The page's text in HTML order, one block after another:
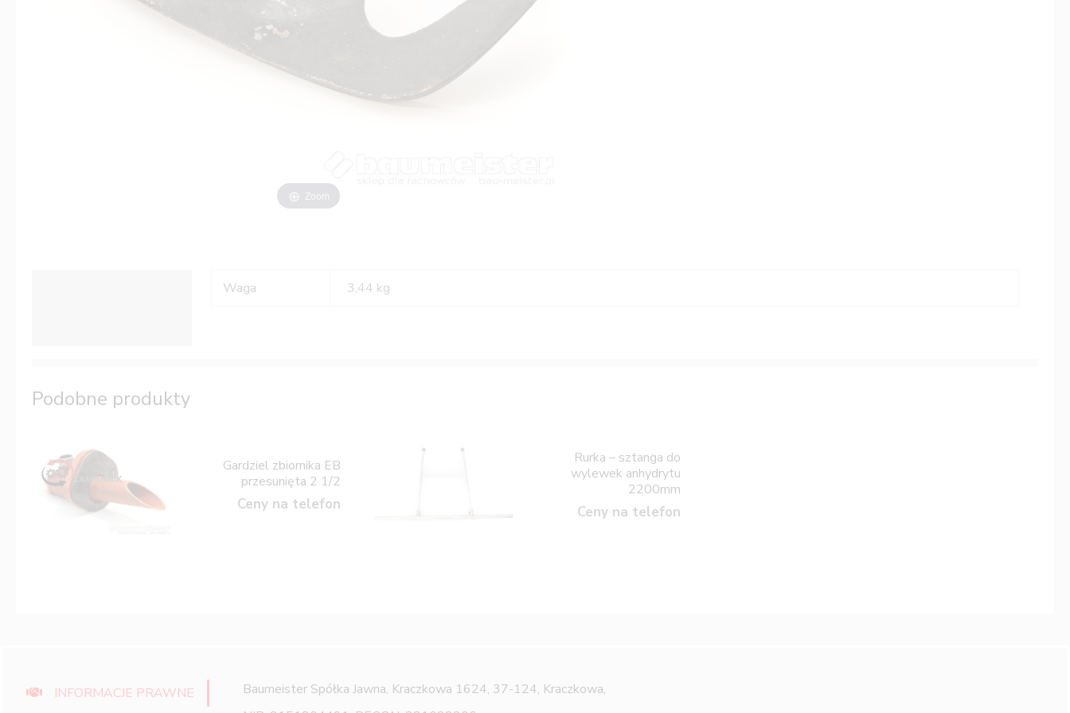
Zoom
Waga 3,44 kg
Podobne produkty
Gardziel zbiornika EB
przesunięta 2 1/2
Ceny na telefon
Rurka – sztanga do
wylewek anhydrytu
2200mm
Ceny na telefon
INFORMACJE PRAWNE
Baumeister Spółka Jawna, Kraczkowa 1624, 37-124, Kraczkowa,